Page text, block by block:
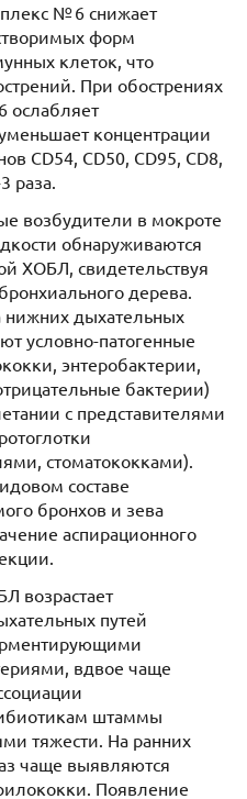
№ 6 снижает
форм
клеток, что
При обострениях
ослабляет
концентрации
CD54, CD50, CD95, CD8,
раза.
возбудители в мокроте
обнаруживаются
ХОБЛ, свидетельствуя
дерева.
нижних дыхательных
условно-патогенные
энтеробактерии,
бактерии)
с представителями
стоматококками).
составе
бронхов и зева
аспирационного
возрастает
путей
вдвое чаще
штаммы
тяжести. На ранних
чаще выявляются
Появление